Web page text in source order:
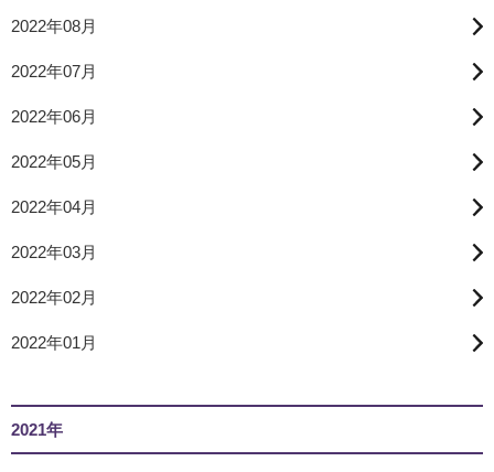
2022年08月
2022年07月
2022年06月
2022年05月
2022年04月
2022年03月
2022年02月
2022年01月
2021年